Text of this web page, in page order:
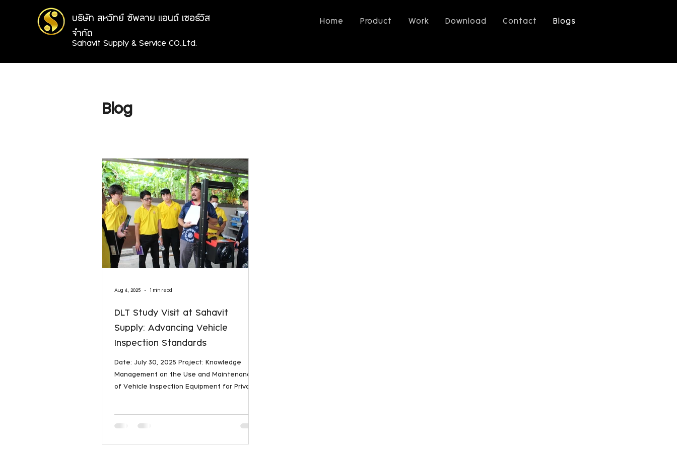
บริษัท สหวิทย์ ซัพลาย แอนด์ เซอร์วิส
จำกัด
Sahavit Supply & Service CO.,Ltd.
Home Product Work Download Contact Blogs
Blog
DLT Study Visit at Sahavit
Supply: Advancing Vehicle
Inspection Standards
Date: July 30, 2025 Project: Knowledge
Management on the Use and Maintenance
of Vehicle Inspection Equipment for Private
Aug 4, 2025 1 min read